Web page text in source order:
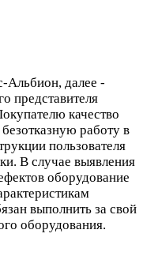
далее -
представителя
качество
работу в
пользователя
В случае выявления
оборудование
выполнить за свой
оборудования.